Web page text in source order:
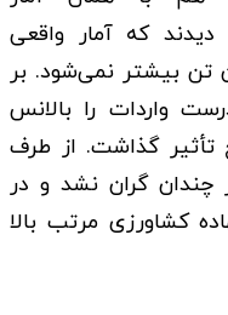
که آمار واقعی
داخلی از 1.7میلیون تن بیشتر نمی‌شود. بر
واردات را بالانس
تأثیر گذاشت. از طرف
در 3 سال اخیر چندان گران نشد و در
نهاده کشاورزی مرتب بالا